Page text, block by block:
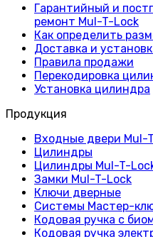
Гарантийный и
ремонт Mul-T-Lock
Как определить
Доставка и
Правила продажи
Перекодировка
Установка цилиндра
Продукция
Входные двери Mul-
Цилиндры
Цилиндры Mul-T-
Замки Mul-T-Lock
Ключи дверные
Системы Мастер-
Кодовая ручка с
Кодовая ручка